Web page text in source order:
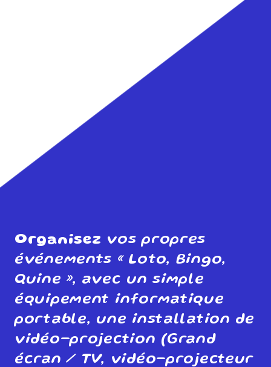
Organisez vos propres
événements « Loto, Bingo,
Quine », avec un simple
équipement informatique
portable, une installation de
vidéo-projection (Grand
écran / TV, vidéo-projecteur